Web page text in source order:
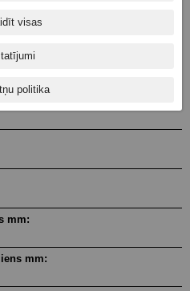
mm:
mm:
visas
politika